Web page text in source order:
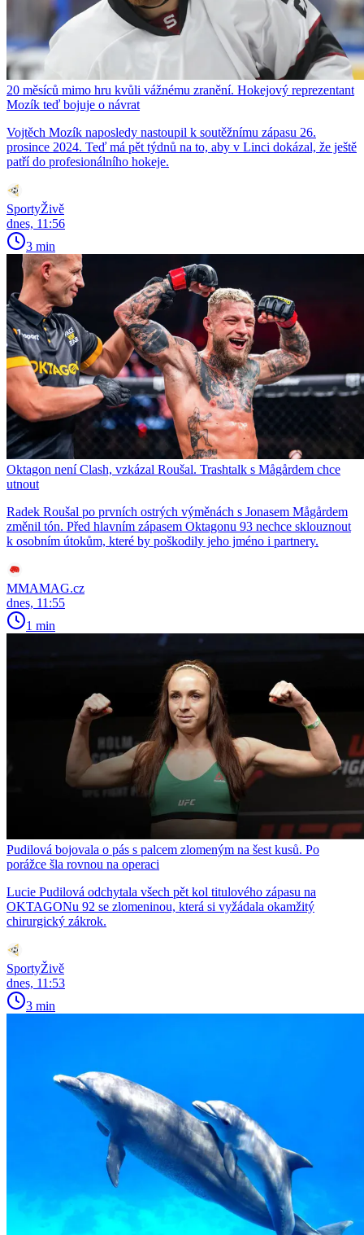
20 měsíců mimo hru kvůli vážnému zranění. Hokejový reprezentant
Mozík teď bojuje o návrat
Vojtěch Mozík naposledy nastoupil k soutěžnímu zápasu 26.
prosince 2024. Teď má pět týdnů na to, aby v Linci dokázal, že ještě
patří do profesionálního hokeje.
SportyŽivě
dnes, 11:56
3 min
Oktagon není Clash, vzkázal Roušal. Trashtalk s Mågårdem chce
utnout
Radek Roušal po prvních ostrých výměnách s Jonasem Mågårdem
změnil tón. Před hlavním zápasem Oktagonu 93 nechce sklouznout
k osobním útokům, které by poškodily jeho jméno i partnery.
MMAMAG.cz
dnes, 11:55
1 min
Pudilová bojovala o pás s palcem zlomeným na šest kusů. Po
porážce šla rovnou na operaci
Lucie Pudilová odchytala všech pět kol titulového zápasu na
OKTAGONu 92 se zlomeninou, která si vyžádala okamžitý
chirurgický zákrok.
SportyŽivě
dnes, 11:53
3 min